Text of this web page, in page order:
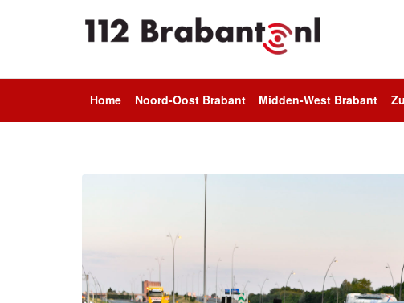
Home Noord-Oost Brabant Midden-West Brabant